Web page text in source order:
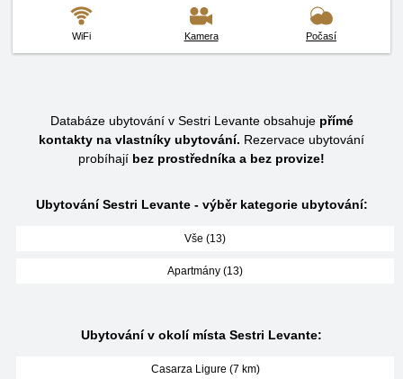
WiFi Kamera Počasí
Databáze ubytování v Sestri Levante obsahuje přímé
kontakty na vlastníky ubytování. Rezervace ubytování
probíhají bez prostředníka a bez provize!
Ubytování Sestri Levante - výběr kategorie ubytování:
Vše (13)
Apartmány (13)
Ubytování v okolí místa Sestri Levante:
Casarza Ligure (7 km)